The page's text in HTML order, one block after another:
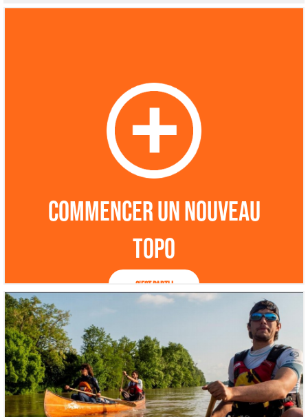
Commencer un nouveau
topo
C'est parti !